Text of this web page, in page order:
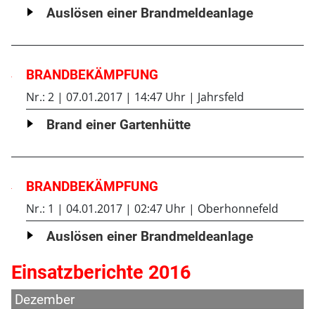
Auslösen einer Brandmeldeanlage
BRANDBEKÄMPFUNG
Nr.: 2 07.01.2017 14:47 Uhr Jahrsfeld
Brand einer Gartenhütte
BRANDBEKÄMPFUNG
Nr.: 1 04.01.2017 02:47 Uhr Oberhonnefeld
Auslösen einer Brandmeldeanlage
Einsatzberichte 2016
Dezember